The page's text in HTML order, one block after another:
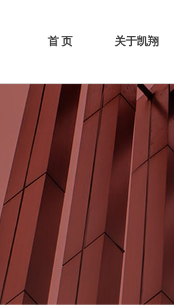
首 页 关于凯翔
凯翔历史
愿景与文化
技术团队